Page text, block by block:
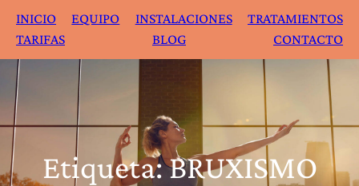
INICIO EQUIPO INSTALACIONES
TRATAMIENTOS
TARIFAS
BLOG CONTACTO
Etiqueta:BRUXISMO